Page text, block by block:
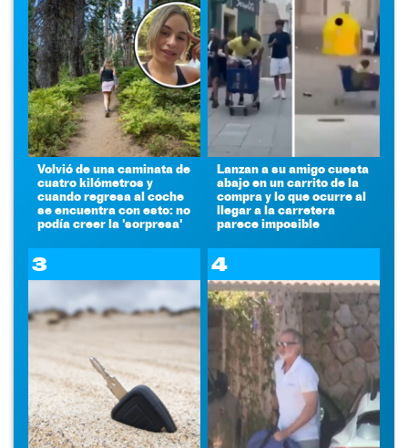
Volvió de una caminata de
cuatro kilómetros y
cuando regresa al coche
se encuentra con esto: no
podía creer la 'sorpresa'
Lanzan a su amigo cuesta
abajo en un carrito de la
compra y lo que ocurre al
llegar a la carretera
parece imposible
3 4